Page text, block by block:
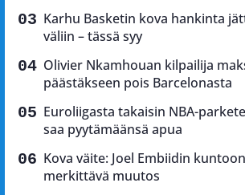
Karhu Basketin kova hankinta
väliin – tässä syy
Olivier Nkamhouan kilpailija
päästäkseen pois Barcelonasta
Euroliigasta takaisin NBA-
saa pyytämäänsä apua
Kova väite: Joel Embiidin
merkittävä muutos